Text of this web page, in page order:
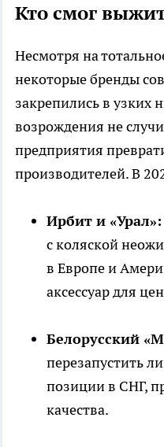
Кто смог
Несмотря на
некоторые бренды
закрепились в узких
возрождения не
предприятия
производителей. В
Ирбит и «Урал»:
с коляской
в Европе и
аксессуар для
Белорусский
перезапустить
позиции в СНГ,
качества.